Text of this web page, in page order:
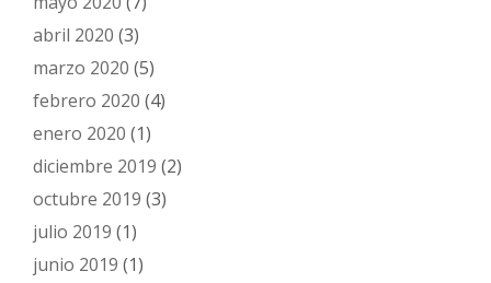
abril 2020 (3)
marzo 2020 (5)
febrero 2020 (4)
enero 2020 (1)
diciembre 2019 (2)
octubre 2019 (3)
julio 2019 (1)
junio 2019 (1)